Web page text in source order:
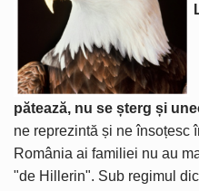
pătează, nu se șterg și
ne reprezintă și ne însoțesc
România ai familiei nu au
"de Hillerin". Sub regimul